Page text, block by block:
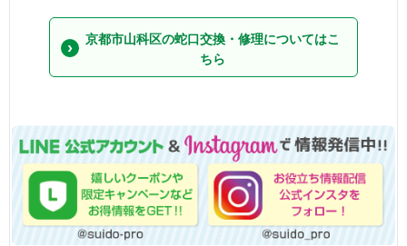
京都市山科区の蛇口交換・修理についてはこ
ちら